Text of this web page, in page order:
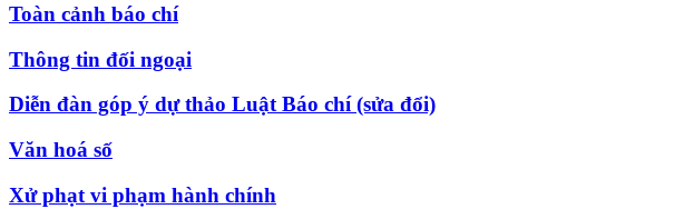
Toàn cảnh báo chí
Thông tin đối ngoại
Diễn đàn góp ý dự thảo Luật Báo chí (sửa đổi)
Văn hoá số
Xử phạt vi phạm hành chính